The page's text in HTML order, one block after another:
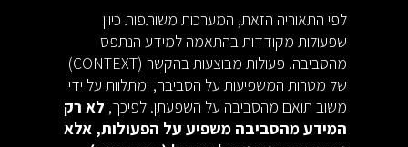
לפי התאוריה הזאת, המערכות משותפות כיוון
שפעולות מקודדות בהתאמה למידע הנתפס
מהסביבה. פעולות מבוצעות בהקשר (CONTEXT)
של מטרות המשפיעות על הסביבה, ומתלוות על ידי
משוב תואם מהסביבה על השפעתן. לפיכך, לא רק
המידע מהסביבה משפיע על הפעולות, אלא